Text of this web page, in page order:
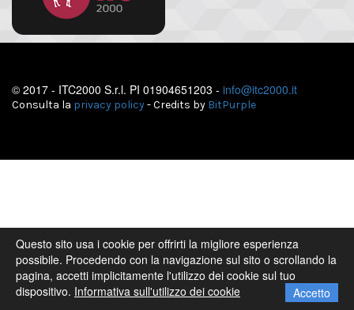
© 2017 - ITC2000 S.r.l. PI 01904651203 - info@itc2000.it
Consulta la privacy policy- Credits by BitPurple
Questo sito usa i cookie per offrirti la migliore esperienza
possibile. Procedendo con la navigazione sul sito o scrollando la
pagina, accetti implicitamente l'utilizzo dei cookie sul tuo
dispositivo. Informativa sull'utilizzo dei cookie Accetto